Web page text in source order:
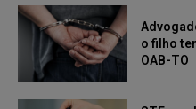
o filho
OAB-TO